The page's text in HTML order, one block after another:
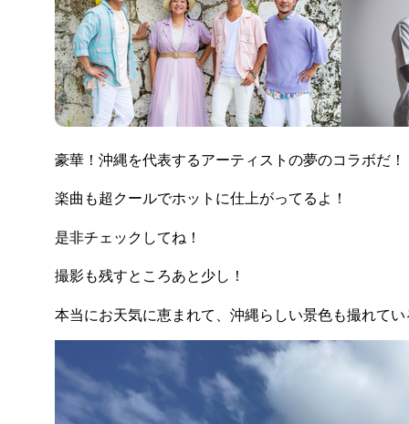
豪華！沖縄を代表するアーティストの夢のコラボだ！
楽曲も超クールでホットに仕上がってるよ！
是非チェックしてね！
撮影も残すところあと少し！
本当にお天気に恵まれて、沖縄らしい景色も撮れてい